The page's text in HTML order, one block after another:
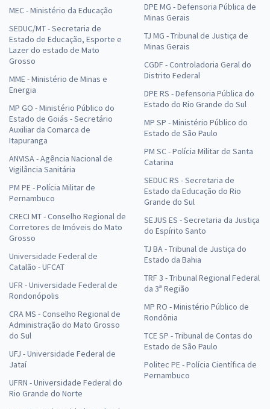
MEC - Ministério da Educação
SEDUC/MT - Secretaria de
Estado de Educação, Esporte e
Lazer do estado de Mato
Grosso
MME - Ministério de Minas e
Energia
MP GO - Ministério Público do
Estado de Goiás - Secretário
Auxiliar da Comarca de
Itapuranga
ANVISA - Agência Nacional de
Vigilância Sanitária
PM PE - Polícia Militar de
Pernambuco
CRECI MT - Conselho Regional de
Corretores de Imóveis do Mato
Grosso
Universidade Federal de
Catalão - UFCAT
UFR - Universidade Federal de
Rondonópolis
CRA MS - Conselho Regional de
Administração do Mato Grosso
do Sul
UFJ - Universidade Federal de
Jataí
UFRN - Universidade Federal do
Rio Grande do Norte
DPE MG - Defensoria Pública de
Minas Gerais
TJ MG - Tribunal de Justiça de
Minas Gerais
CGDF - Controladoria Geral do
Distrito Federal
DPE RS - Defensoria Pública do
Estado do Rio Grande do Sul
MP SP - Ministério Público do
Estado de São Paulo
PM SC - Polícia Militar de Santa
Catarina
SEDUC RS - Secretaria de
Estado da Educação do Rio
Grande do Sul
SEJUS ES - Secretaria da Justiça
do Espírito Santo
TJ BA - Tribunal de Justiça do
Estado da Bahia
TRF 3 - Tribunal Regional Federal
da 3ª Região
MP RO - Ministério Público de
Rondônia
TCE SP - Tribunal de Contas do
Estado de São Paulo
Politec PE - Polícia Científica de
Pernambuco